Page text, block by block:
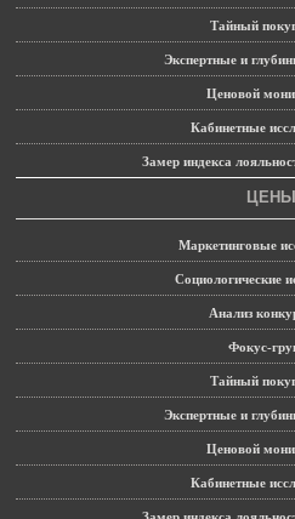
Тайный
Экспертные и
Ценовой
Кабинетные
Замер индекса
ЦЕНЫ
Маркетинговые
Социологические
Анализ
Фокус-
Тайный
Экспертные и
Ценовой
Кабинетные